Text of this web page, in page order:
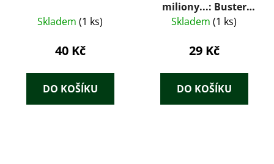
Skladem (1 ks)
40 Kč
DO KOŠÍKU
miliony...: Buster
Keaton, Harold Llyod,
Skladem (1 ks)
29 Kč
DO KOŠÍKU